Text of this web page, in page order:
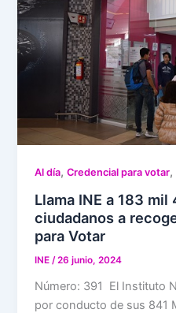
Al día,Credencial para votar,
Llama INE a 183
ciudadanos a
para Votar
INE/26 junio, 2024
Número: 391 El Instituto
por conducto de sus 841